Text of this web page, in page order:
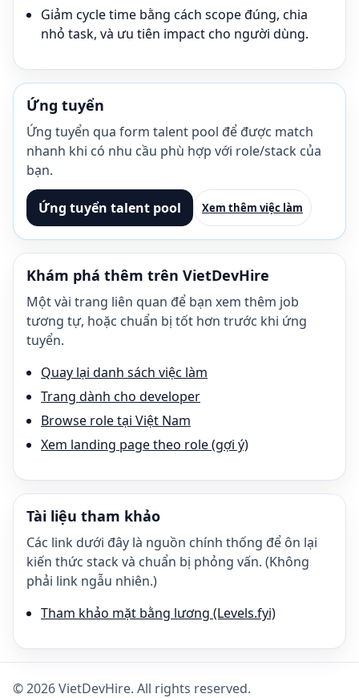
Giảm cycle time bằng cách scope đúng, chia
nhỏ task, và ưu tiên impact cho người dùng.
Ứng tuyển
Ứng tuyển qua form talent pool để được match
nhanh khi có nhu cầu phù hợp với role/stack của
bạn.
Ứng tuyển talent pool Xem thêm việc làm
Khám phá thêm trên VietDevHire
Một vài trang liên quan để bạn xem thêm job
tương tự, hoặc chuẩn bị tốt hơn trước khi ứng
tuyển.
Quay lại danh sách việc làm
Trang dành cho developer
Browse role tại Việt Nam
Xem landing page theo role (gợi ý)
Tài liệu tham khảo
Các link dưới đây là nguồn chính thống để ôn lại
kiến thức stack và chuẩn bị phỏng vấn. (Không
phải link ngẫu nhiên.)
Tham khảo mặt bằng lương (Levels.fyi)
©2026VietDevHire. All rights reserved.